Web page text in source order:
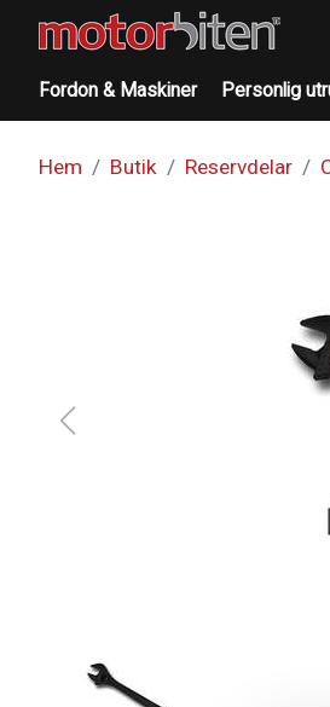
Fordon & Maskiner Personlig
Hem Butik Reservdelar